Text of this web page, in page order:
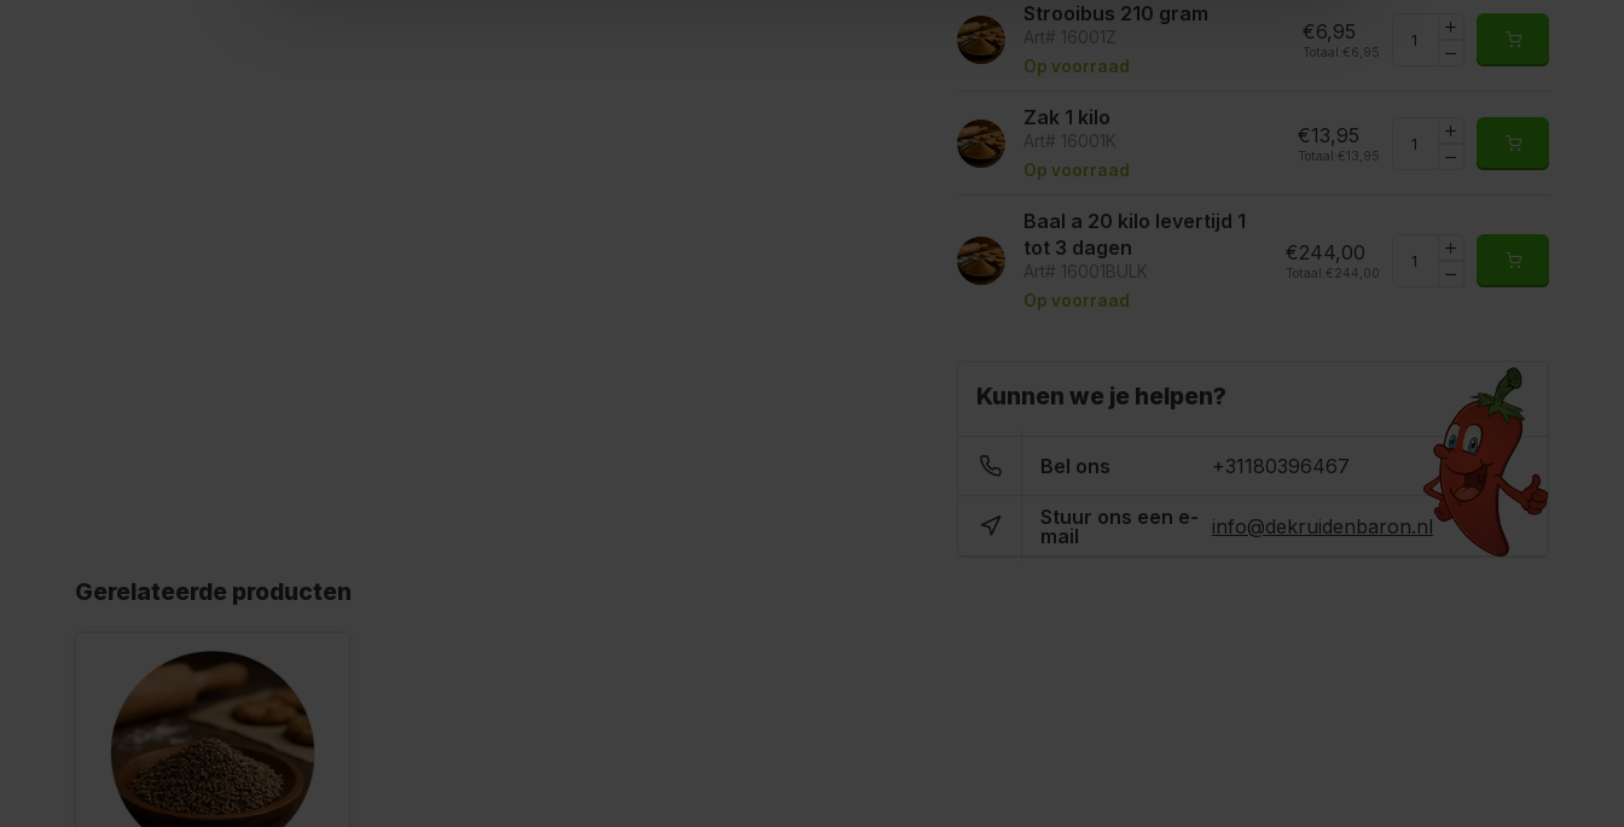
Strooibus 210 gram
Art# 16001Z
Op voorraad
€6,95
Totaal: €6,95
Zak 1 kilo
Art# 16001K
Op voorraad
€13,95
Totaal: €13,95
Baal a 20 kilo levertijd 1
tot 3 dagen
Art# 16001BULK
Op voorraad
€244,00
Totaal: €244,00
Kunnen we je helpen?
Bel ons +31180396467
Stuur ons een e-
mail
info@dekruidenbaron.nl
Gerelateerde producten